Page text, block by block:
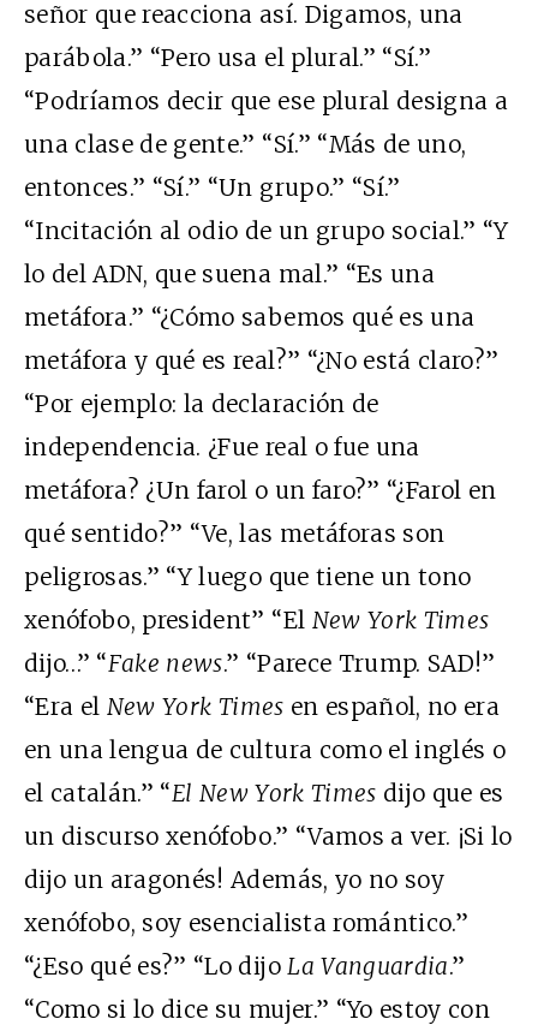
señor que reacciona así. Digamos, una
parábola.” “Pero usa el plural.” “Sí.”
“Podríamos decir que ese plural designa a
una clase de gente.” “Sí.” “Más de uno,
entonces.” “Sí.” “Un grupo.” “Sí.”
“Incitación al odio de un grupo social.” “Y
lo del ADN, que suena mal.” “Es una
metáfora.” “¿Cómo sabemos qué es una
metáfora y qué es real?” “¿No está claro?”
“Por ejemplo: la declaración de
independencia. ¿Fue real o fue una
metáfora? ¿Un farol o un faro?” “¿Farol en
qué sentido?” “Ve, las metáforas son
peligrosas.” “Y luego que tiene un tono
xenófobo, president” “El New York Times
dijo…” “Fake news.” “Parece Trump. SAD!”
“Era el New York Times en español, no era
en una lengua de cultura como el inglés o
el catalán.” “El New York Times dijo que es
un discurso xenófobo.” “Vamos a ver. ¡Si lo
dijo un aragonés! Además, yo no soy
xenófobo, soy esencialista romántico.”
“¿Eso qué es?” “Lo dijoLa Vanguardia.”
“Como si lo dice su mujer.” “Yo estoy con